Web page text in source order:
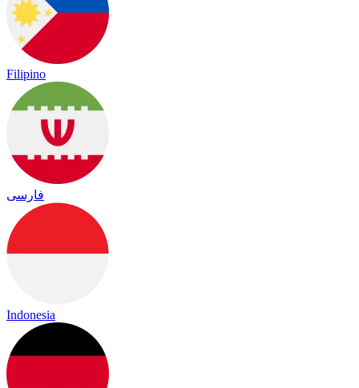
Filipino
فارسی
Indonesia